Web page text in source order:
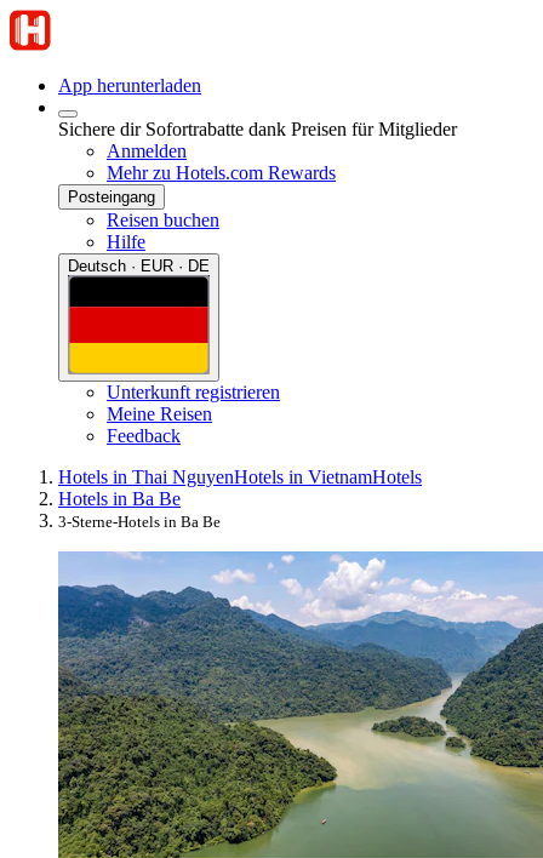
App herunterladen
Sichere dir Sofortrabatte dank Preisen für Mitglieder
Anmelden
Mehr zu Hotels.com Rewards
Posteingang
Reisen buchen
Hilfe
Deutsch · EUR · DE
Unterkunft registrieren
Meine Reisen
Feedback
Hotels in Thai NguyenHotels in VietnamHotels
Hotels in Ba Be
3-Sterne-Hotels in Ba Be